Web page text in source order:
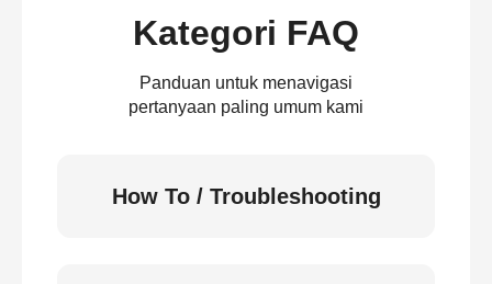
Kategori FAQ
Panduan untuk menavigasi
pertanyaan paling umum kami
How To / Troubleshooting